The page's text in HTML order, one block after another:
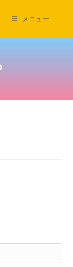
メニュー